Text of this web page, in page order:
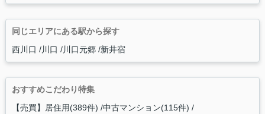
同じエリアにある駅から探す
西川口
川口 川口元郷 新井宿
おすすめこだわり特集
【売買】居住用(389件) 中古マンション(115件)